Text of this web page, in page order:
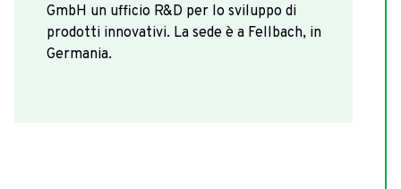
GmbH un ufficio R&D per lo sviluppo di
prodotti innovativi. La sede è a Fellbach, in
Germania.